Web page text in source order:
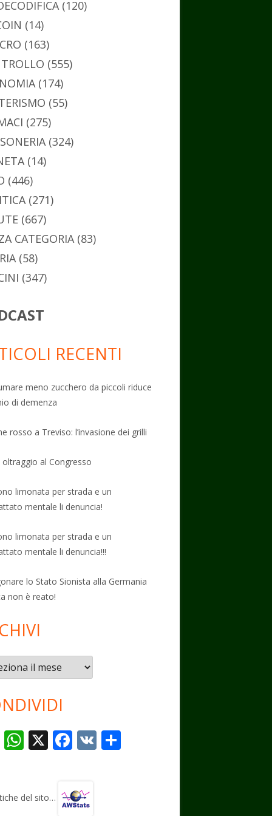
(120)
(14)
(163)
(555)
(174)
(55)
(275)
(324)
(14)
(446)
(271)
(667)
CATEGORIA(83)
(58)
(347)
RECENTI
meno zucchero da piccoli riduce
di demenza
rosso a Treviso: l’invasione dei grilli
oltraggio al Congresso
limonata per strada e un
mentale li denuncia!
limonata per strada e un
mentale li denuncia!!!
lo Stato Sionista alla Germania
non è reato!
T
gr
W
s
X F
b
V
del sito…